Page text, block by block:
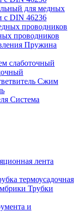
для медных
с DIN 46236
проводников
Пружина
слаботочный
Сжим
Система
лента
термоусадочная
Трубки